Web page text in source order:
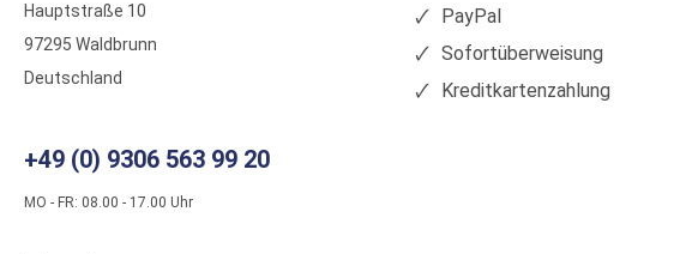
Hauptstraße 10
97295 Waldbrunn
Deutschland
+49 (0) 9306 563 99 20
MO - FR: 08.00 - 17.00 Uhr
PayPal
Sofortüberweisung
Kreditkartenzahlung